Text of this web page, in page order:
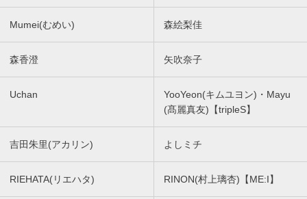
Mumei(むめい) 森絵梨佳
森香澄 矢吹奈子
Uchan
YooYeon(キムユヨン)・Mayu
(髙麗真友)【tripleS】
吉田朱里(アカリン) よしミチ
RIEHATA(リエハタ) RINON(村上璃杏)【ME:I】